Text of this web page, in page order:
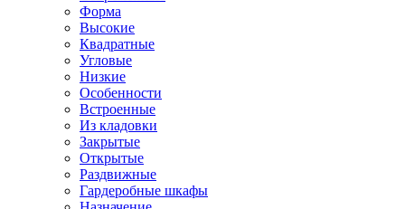
Форма
Высокие
Квадратные
Угловые
Низкие
Особенности
Встроенные
Из кладовки
Закрытые
Открытые
Раздвижные
Гардеробные шкафы